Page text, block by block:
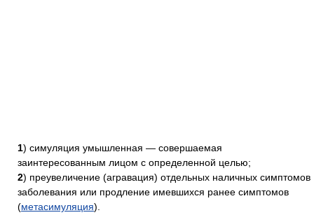
1) симуляция умышленная — совершаемая
заинтересованным лицом с определенной целью;
2) преувеличение (агравация) отдельных наличных симптомов
заболевания или продление имевшихся ранее симптомов
(метасимуляция).